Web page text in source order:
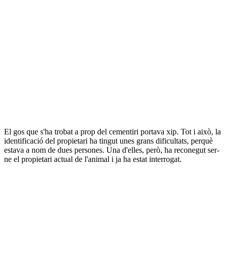
El gos que s'ha trobat a prop del cementiri portava xip. Tot i això, la
identificació del propietari ha tingut unes grans dificultats, perquè
estava a nom de dues persones. Una d'elles, però, ha reconegut ser-
ne el propietari actual de l'animal i ja ha estat interrogat.